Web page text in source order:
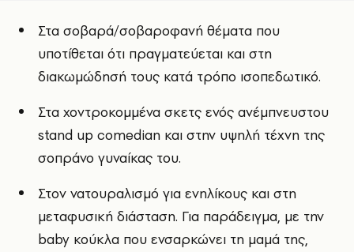
Στα σοβαρά/σοβαροφανή θέματα που
υποτίθεται ότι πραγματεύεται και στη
διακωμώδησή τους κατά τρόπο ισοπεδωτικό.
Στα χοντροκομμένα σκετς ενός ανέμπνευστου
stand up comedian και στην υψηλή τέχνη της
σοπράνο γυναίκας του.
Στον νατουραλισμό για ενηλίκους και στη
μεταφυσική διάσταση. Για παράδειγμα, με την
baby κούκλα που ενσαρκώνει τη μαμά της,